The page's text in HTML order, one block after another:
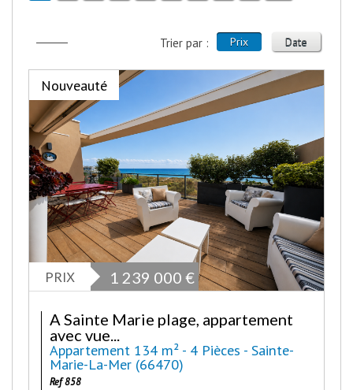
Trier par : Prix Date
Nouveauté
PRIX 1 239 000 €
A Sainte Marie plage, appartement
avec vue...
Appartement 134 m² - 4 Pièces - Sainte-
Marie-La-Mer (66470)
Ref 858